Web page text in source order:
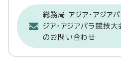
総務局 アジア・アジア
ジア・アジアパラ競技
のお問い合わせ